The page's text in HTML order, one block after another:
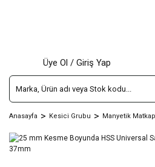
Üye Ol / Giriş Yap
Anasayfa Kesici Grubu Manyetik